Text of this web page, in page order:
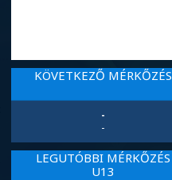
KÖVETKEZŐ MÉRKŐZÉS
-
-
LEGUTÓBBI MÉRKŐZÉS
U13